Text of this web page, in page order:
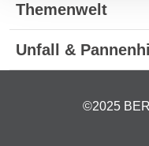
Themenwelt
Unfall &
©2025